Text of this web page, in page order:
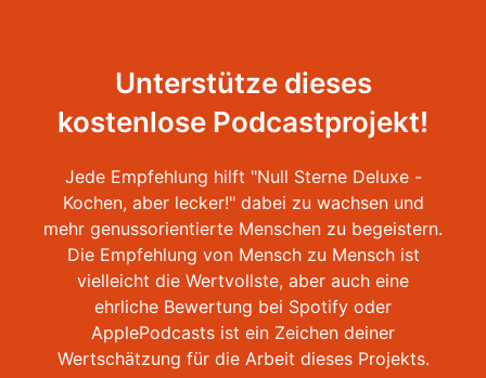
Unterstütze dieses
kostenlose Podcastprojekt!
Jede Empfehlung hilft "Null Sterne Deluxe -
Kochen, aber lecker!" dabei zu wachsen und
mehr genussorientierte Menschen zu begeistern.
Die Empfehlung von Mensch zu Mensch ist
vielleicht die Wertvollste, aber auch eine
ehrliche Bewertung bei Spotify oder
ApplePodcasts ist ein Zeichen deiner
Wertschätzung für die Arbeit dieses Projekts.